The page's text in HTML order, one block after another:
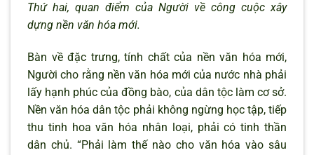
Thứ hai, quan điểm của Người về công cuộc xây
dựng nền văn hóa mới.
Bàn về đặc trưng, tính chất của nền văn hóa mới,
Người cho rằng nền văn hóa mới của nước nhà phải
lấy hạnh phúc của đồng bào, của dân tộc làm cơ sở.
Nền văn hóa dân tộc phải không ngừng học tập, tiếp
thu tinh hoa văn hóa nhân loại, phải có tinh thần
dân chủ. “Phải làm thế nào cho văn hóa vào sâu